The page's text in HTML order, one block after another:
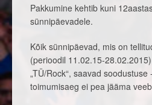
Pakkumine kehtib kuni
sünnipäevadele.
Kõik sünnipäevad, mis on
(perioodil 11.02.15-
„TÜ/Rock“, saavad
toimumisaeg ei pea jääma